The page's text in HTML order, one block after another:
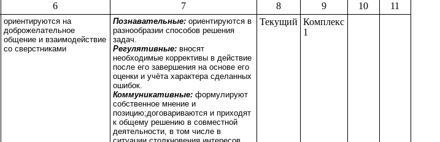
6 7 8 9 10 11
ориентируются на
доброжелательное
общение и взаимодействие
со сверстниками
Познавательные: ориентируются в
разнообразии способов решения
задач.
Регулятивные: вносят
необходимые коррективы в действие
после его завершения на основе его
оценки и учёта характера сделанных
ошибок.
Коммуникативные: формулируют
собственное мнение и
позицию;договариваются и приходят
к общему решению в совместной
деятельности, в том числе в
Текущий Комплекс
1